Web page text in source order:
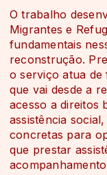
O trabalho
Migrantes e
fundamentais
reconstrução.
o serviço atua
que vai desde a
acesso a direitos
assistência
concretas para
que prestar